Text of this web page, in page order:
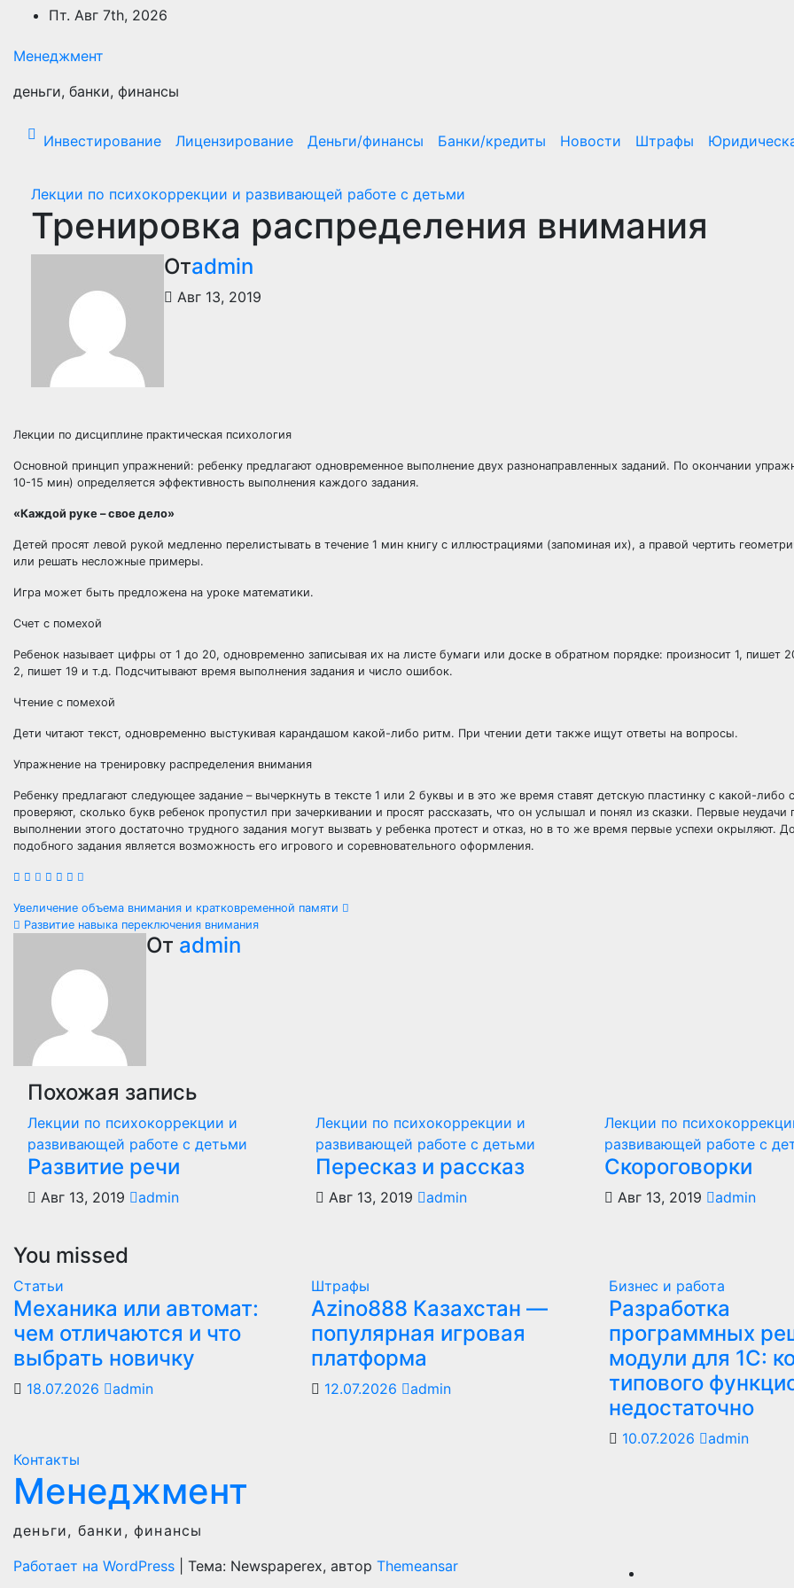
Перейти
содержимому
Пт. Авг 7th, 2026
Менеджмент
деньги, банки, финансы
Инвестирование Лицензирование Деньги/финансы Банки/кредиты Новости Штрафы
Лекции по психокоррекции и развивающей работе с детьми
Тренировка распределения внимания
Отadmin
Авг 13, 2019
Лекции по дисциплине практическая психология
Основной принцип упражнений: ребенку предлагают одновременное выполнение двух разнонаправленных заданий. По окончании
10-15 мин) определяется эффективность выполнения каждого задания.
«Каждой руке – свое дело»
Детей просят левой рукой медленно перелистывать в течение 1 мин книгу с иллюстрациями (запоминая их), а правой чертить
или решать несложные примеры.
Игра может быть предложена на уроке математики.
Счет с помехой
Ребенок называет цифры от 1 до 20, одновременно записывая их на листе бумаги или доске в обратном порядке: произносит 1, пишет
2, пишет 19 и т.д. Подсчитывают время выполнения задания и число ошибок.
Чтение с помехой
Дети читают текст, одновременно выстукивая карандашом какой-либо ритм. При чтении дети также ищут ответы на вопросы.
Упражнение на тренировку распределения внимания
Ребенку предлагают следующее задание – вычеркнуть в тексте 1 или 2 буквы и в это же время ставят детскую пластинку с какой-либо
проверяют, сколько букв ребенок пропустил при зачеркивании и просят рассказать, что он услышал и понял из сказки. Первые неудачи
выполнении этого достаточно трудного задания могут вызвать у ребенка протест и отказ, но в то же время первые успехи окрыляют.
подобного задания является возможность его игрового и соревновательного оформления.
Навигация
записям
Увеличение объема внимания и кратковременной памяти
Развитие навыка переключения внимания
От admin
Похожая запись
Лекции по психокоррекции и
развивающей работе с детьми
Развитие речи
Авг 13, 2019 admin
Лекции по психокоррекции и
развивающей работе с детьми
Пересказ и рассказ
Авг 13, 2019 admin
Лекции по
развивающей работе с
Скороговорки
Авг 13, 2019 admin
You missed
Статьи
Механика или автомат:
чем отличаются и что
выбрать новичку
18.07.2026 admin
Штрафы
Azino888 Казахстан —
популярная игровая
платформа
12.07.2026 admin
Бизнес и работа
Разработка
программных
модули для 1С:
типового
недостаточно
10.07.2026 admin
Контакты
Менеджмент
деньги, банки, финансы
Работает на WordPress
Тема: Newspaperex, автор Themeansar